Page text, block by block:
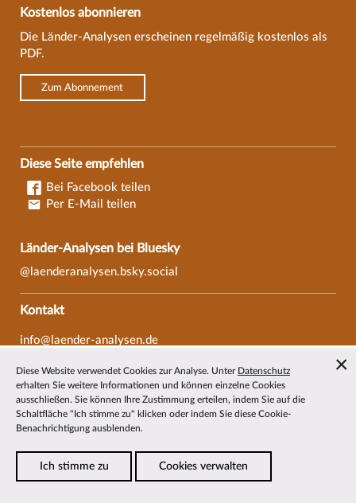
Kostenlos abonnieren
Die Länder-Analysen erscheinen regelmäßig kostenlos als
PDF.
Zum Abonnement
Diese Seite empfehlen
Bei Facebook teilen
Per E-Mail teilen
Länder-Analysen bei Bluesky
@laenderanalysen.bsky.social
Kontakt
info@laender-analysen.de
Fax: 0421/218-69607
Redaktionen
Wissenschaftliche Beiräte
Über die Länder-Analysen
Diese Website verwendet Cookies zur Analyse. Unter Datenschutz
erhalten Sie weitere Informationen und können einzelne Cookies
ausschließen. Sie können Ihre Zustimmung erteilen, indem Sie auf die
Schaltfläche "Ich stimme zu" klicken oder indem Sie diese Cookie-
Benachrichtigung ausblenden.
Ich stimme zu Cookies verwalten